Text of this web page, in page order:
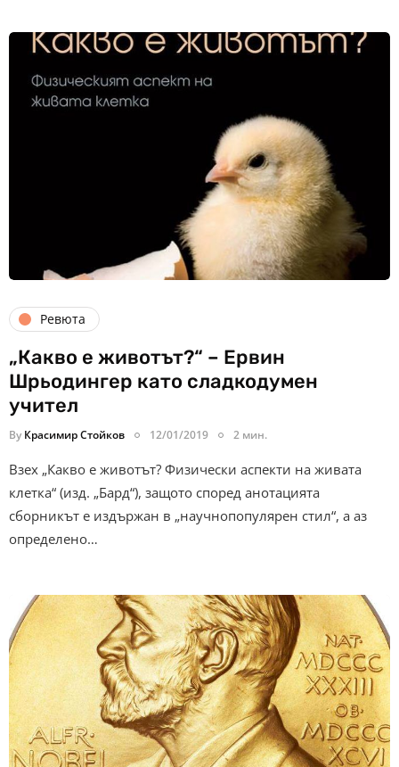
Ревюта
„Какво е животът?“ – Ервин
Шрьодингер като сладкодумен
учител
By Красимир Стойков 12/01/2019 2 мин.
Взех „Какво е животът? Физически аспекти на живата
клетка“ (изд. „Бард“), защото според анотацията
сборникът е издържан в „научнопопулярен стил“, а аз
определено…